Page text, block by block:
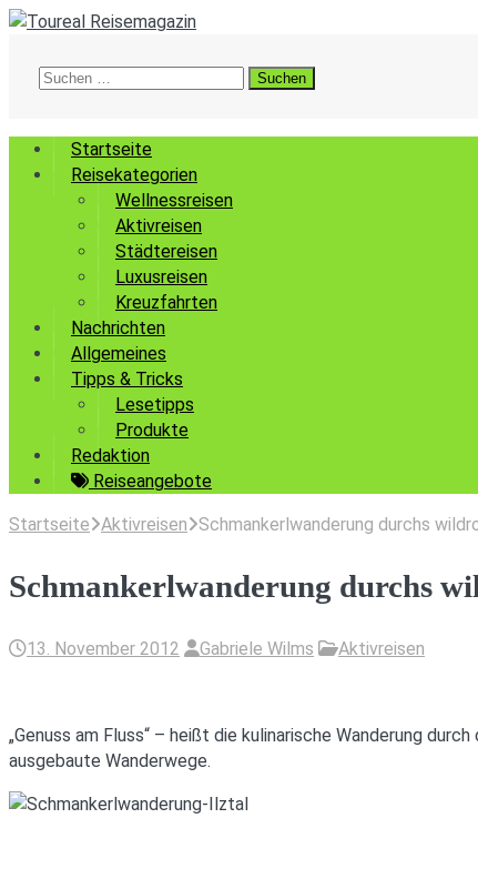
Suchen
Startseite
Reisekategorien
Wellnessreisen
Aktivreisen
Städtereisen
Luxusreisen
Kreuzfahrten
Nachrichten
Allgemeines
Tipps & Tricks
Lesetipps
Produkte
Redaktion
Reiseangebote
Startseite Aktivreisen Schmankerlwanderung durchs
Schmankerlwanderung durchs
13. November 2012 Gabriele Wilms Aktivreisen
„Genuss am Fluss“ – heißt die kulinarische Wanderung
ausgebaute Wanderwege.